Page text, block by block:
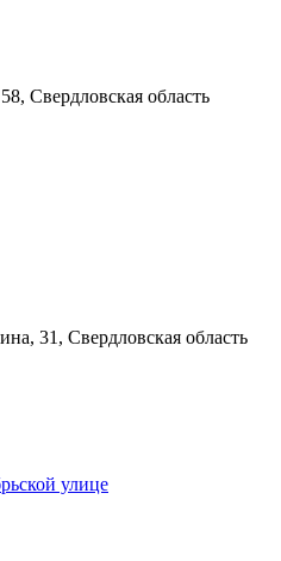
Свердловская область
31, Свердловская область
улице